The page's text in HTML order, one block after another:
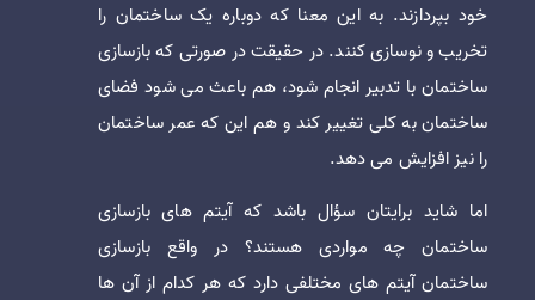
خود بپردازند. به این معنا که دوباره یک ساختمان را
تخریب و نوسازی کنند. در حقیقت در صورتی که بازسازی
ساختمان با تدبیر انجام شود، هم باعث می شود فضای
ساختمان به کلی تغییر کند و هم این که عمر ساختمان
را نیز افزایش می دهد.
اما شاید برایتان سؤال باشد که آیتم های بازسازی
ساختمان چه مواردی هستند؟ در واقع بازسازی
ساختمان آیتم های مختلفی دارد که هر کدام از آن ها